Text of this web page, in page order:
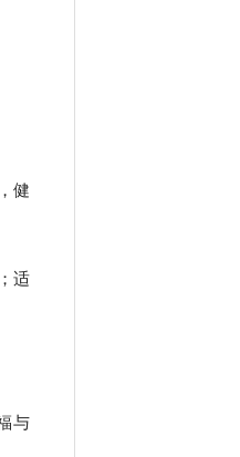
健
适
与